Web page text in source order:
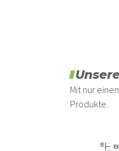
Mit nur
Produkte.